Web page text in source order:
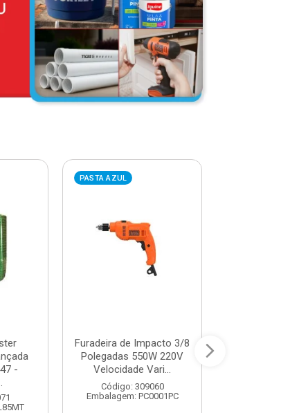
-
PASTA AZUL
Furadeira de Impacto 3/8
Polegadas 550W 220V
Velocidade Vari...
Código: 309060
Embalagem: PC0001PC